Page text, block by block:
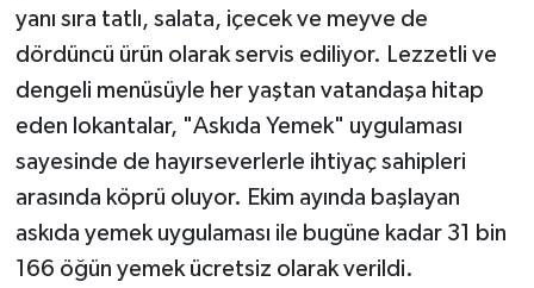
yanı sıra tatlı, salata, içecek ve meyve de
dördüncü ürün olarak servis ediliyor. Lezzetli ve
dengeli menüsüyle her yaştan vatandaşa hitap
eden lokantalar, "Askıda Yemek" uygulaması
sayesinde de hayırseverlerle ihtiyaç sahipleri
arasında köprü oluyor. Ekim ayında başlayan
askıda yemek uygulaması ile bugüne kadar 31 bin
166 öğün yemek ücretsiz olarak verildi.